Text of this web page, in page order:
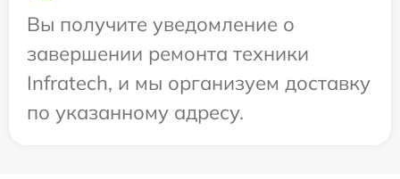
Вы получите уведомление о
завершении ремонта техники
Infratech, и мы организуем доставку
по указанному адресу.